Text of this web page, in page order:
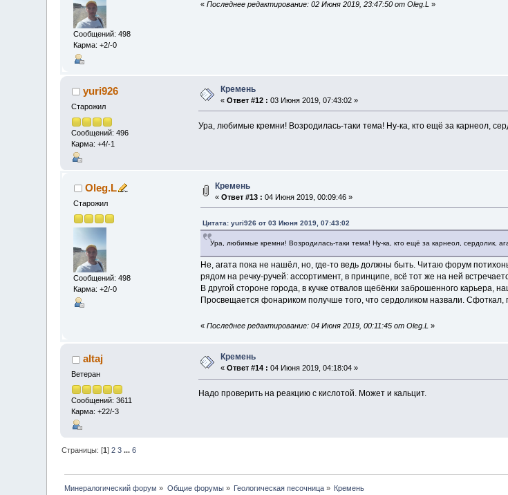
Сообщений: 498
Карма: +2/-0
« Последнее редактирование: 02 Июня 2019, 23:47:50 от Oleg.L »
yuri926
Старожил
Сообщений: 496
Карма: +4/-1
Кремень
«Ответ #12 : 03 Июня 2019, 07:43:02 »
Ура, любимые кремни! Возродилась-таки тема! Ну-ка, кто ещё за карнеол,
Oleg.L
Старожил
Сообщений: 498
Карма: +2/-0
Кремень
«Ответ #13 : 04 Июня 2019, 00:09:46 »
Цитата: yuri926 от 03 Июня 2019, 07:43:02
Ура, любимые кремни! Возродилась-таки тема! Ну-ка, кто ещё за карнеол, сердолик,
Не, агата пока не нашёл, но, где-то ведь должны быть. Читаю форум
рядом на речку-ручей: ассортимент, в принципе, всё тот же на ней
В другой стороне города, в кучке отвалов щебёнки заброшенного карьера,
Просвещается фонариком получше того, что сердоликом назвали.
« Последнее редактирование: 04 Июня 2019, 00:11:45 от Oleg.L »
altaj
Ветеран
Сообщений: 3611
Карма: +22/-3
Кремень
«Ответ #14 : 04 Июня 2019, 04:18:04 »
Надо проверить на реакцию с кислотой. Может и кальцит.
Страницы: [1]2 3 ...6
Минералогический форум » Общие форумы» Геологическая песочница » Кремень